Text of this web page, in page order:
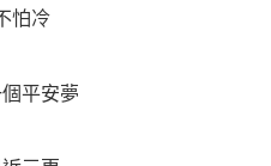
怕冷
平安夢